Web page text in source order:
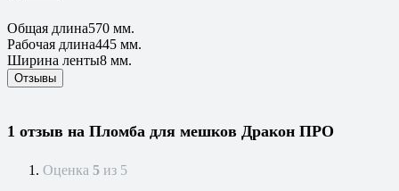
Общая длина570 мм.
Рабочая длина445 мм.
Ширина ленты8 мм.
Отзывы
1 отзыв на Пломба для мешков Дракон ПРО
Оценка 5 из 5